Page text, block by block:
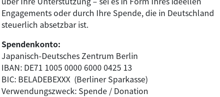
Engagements oder durch Ihre Spende, die in Deutschland
steuerlich absetzbar ist.
Spendenkonto:
Japanisch-Deutsches Zentrum Berlin
IBAN: DE71 1005 0000 6000 0425 13
BIC: BELADEBEXXX (Berliner Sparkasse)
Verwendungszweck: Spende / Donation